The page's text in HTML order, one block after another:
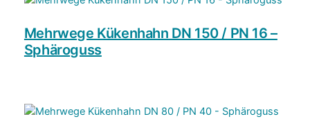
e
g
e
Mehrwege Kükenhahn DN 150 / PN 16 –
Sphäroguss